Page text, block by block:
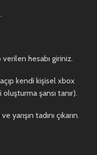
verilen hesabı giriniz.
kendi kişisel xbox
şansı tanır).
tadını çıkarın.